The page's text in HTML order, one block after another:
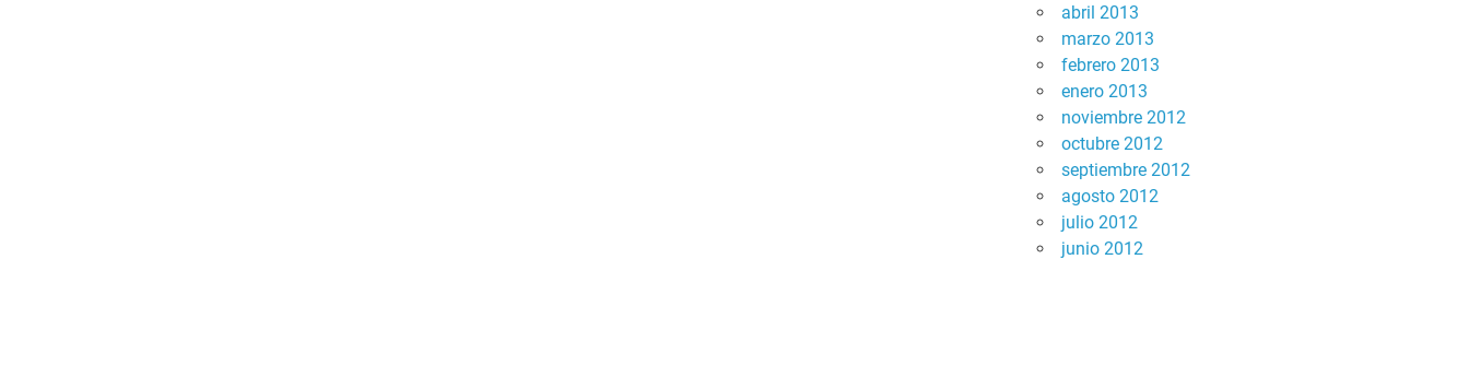
abril 2013
marzo 2013
febrero 2013
enero 2013
noviembre 2012
octubre 2012
septiembre 2012
agosto 2012
julio 2012
junio 2012